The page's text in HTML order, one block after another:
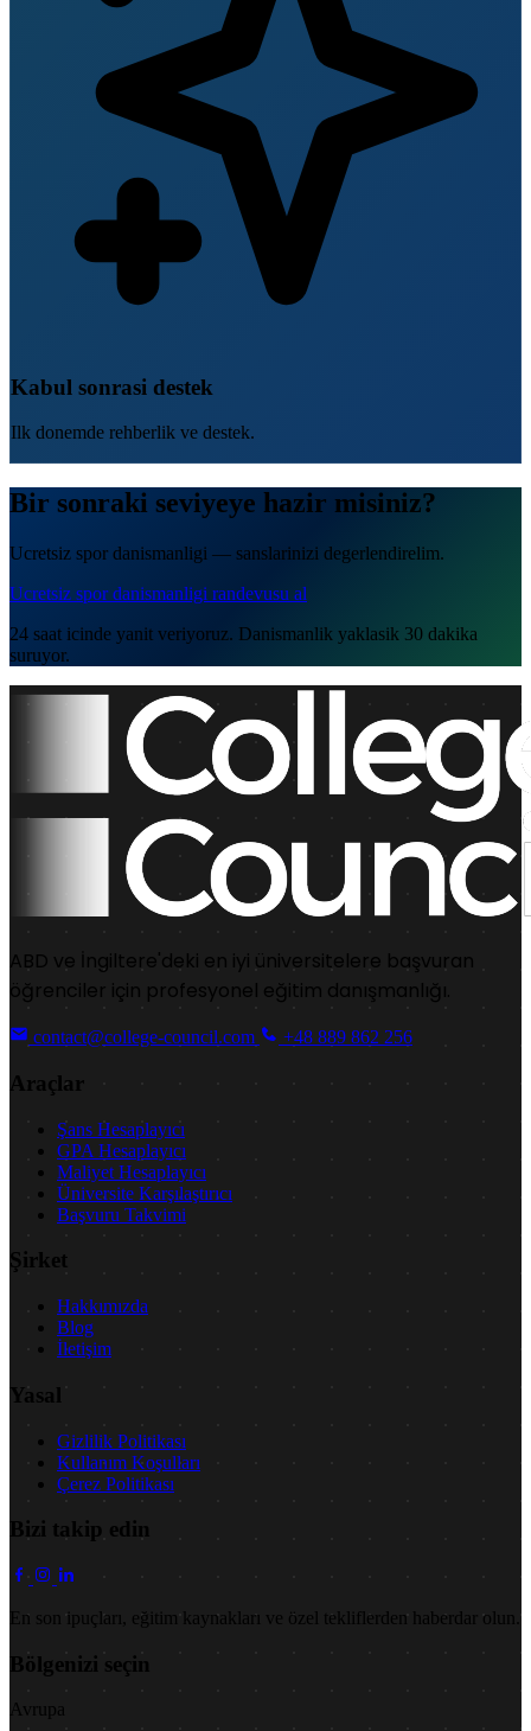
Kabul sonrasi destek
Ilk donemde rehberlik ve destek.
Bir sonraki seviyeye hazir misiniz?
Ucretsiz spor danismanligi — sanslarinizi degerlendirelim.
Ucretsiz spor danismanligi randevusu al
24 saat icinde yanit veriyoruz. Danismanlik yaklasik 30 dakika
suruyor.
ABD ve İngiltere'deki en iyi üniversitelere başvuran
öğrenciler için profesyonel eğitim danışmanlığı.
contact@college-council.com +48 889 862 256
Araçlar
Şans Hesaplayıcı
GPA Hesaplayıcı
Maliyet Hesaplayıcı
Üniversite Karşılaştırıcı
Başvuru Takvimi
Şirket
Hakkımızda
Blog
İletişim
Yasal
Gizlilik Politikası
Kullanım Koşulları
Çerez Politikası
Bizi takip edin
En son ipuçları, eğitim kaynakları ve özel tekliflerden haberdar olun.
Bölgenizi seçin
Avrupa